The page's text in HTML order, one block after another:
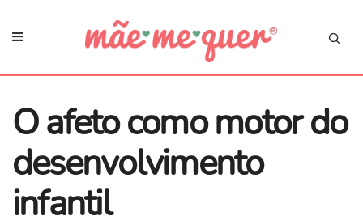
O afeto como motor do
desenvolvimento
infantil